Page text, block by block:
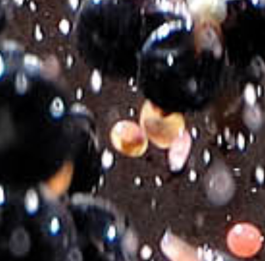
Ηρακλείου
Εσοδεία:2025
Περιοχή: Παρθένι, Ηρακλείου Κρήτης
Αμπελώνας:Ορεινοί Αμπελώνες του Κτήματος σε υψόμετρο
600 μέτρων.
Τρύγος Χειρωνακτικός:Μοσχάτο Σπίνας αρχές Αυγούστου,
Βιδιανό τέλη Αυγούστου και Chardonnay
μέσα Αυγούστου.
Αλκοολικός Τίτλος:13% by Vol.
Προσεκτική επιλογή των σταφυλιών και
ξεχωριστή οινοποίηση για την κάθε ποικιλία.
Ο μούστος παραμένει με τα στέμφυλα για 2 έως 3 ώρες σε
θερμοκρασία 4-6°C για την εξαγωγή των αρωμάτων. Ακολουθεί
πίεση, επιλογή του πρόρωγου και ζύμωση σε χαμηλές
θερμοκρασίες (13-16°C).
Το κρασί παραμένει σε ανοξείδωτες δεξαμενές ελεγχόμενης
θερμοκρασίας και ωριμάζει με τις λεπτές οινολάσπες για 2
μήνες.